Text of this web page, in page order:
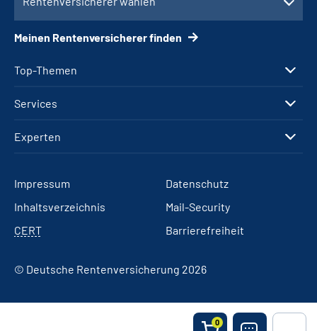
0
Top-Themen
Services
Experten
Meinen Rentenversicherer finden
Impressum
Datenschutz
Inhaltsverzeichnis
Mail-Security
CERT
Barrierefreiheit
© Deutsche Rentenversicherung 2026